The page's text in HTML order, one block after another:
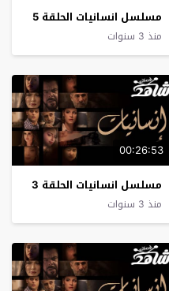
مسلسل انسانيات الحلقة 5
منذ 3 سنوات
00:26:53
مسلسل انسانيات الحلقة 3
منذ 3 سنوات